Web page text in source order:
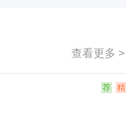
查看更多 >
荐 精